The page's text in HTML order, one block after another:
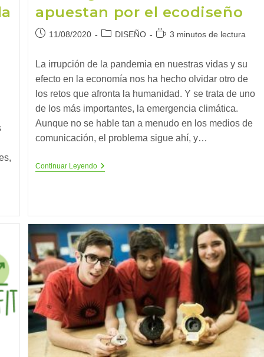
apuestan por el ecodiseño
Publicación
la
entrada:
11/08/2020
Categoría
la
entrada:
DISEÑO
Tiempo3 minutos de lectura
La irrupción de la pandemia en nuestras vidas y su
efecto en la economía nos ha hecho olvidar otro de
los retos que afronta la humanidad. Y se trata de uno
de los más importantes, la emergencia climática.
Aunque no se hable tan a menudo en los medios de
comunicación, el problema sigue ahí, y…
Continuar LeyendoLos
El
Ecodiseño